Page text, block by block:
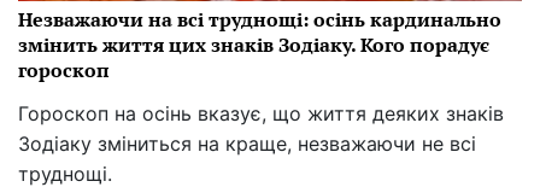
Незважаючи на всі труднощі: осінь кардинально
змінить життя цих знаків Зодіаку. Кого порадує
гороскоп
Гороскоп на осінь вказує, що життя деяких знаків
Зодіаку зміниться на краще, незважаючи не всі
труднощі.